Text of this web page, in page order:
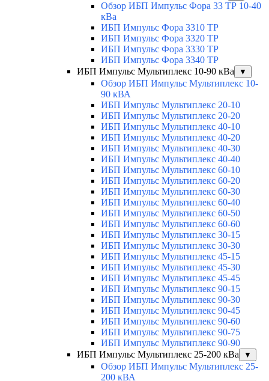
Обзор ИБП Импульс Фора 33 ТР 10-40
кВа
ИБП Импульс Фора 3310 ТР
ИБП Импульс Фора 3320 ТР
ИБП Импульс Фора 3330 ТР
ИБП Импульс Фора 3340 ТР
ИБП Импульс Мультиплекс 10-90 кВа
▼
Обзор ИБП Импульс Мультиплекс 10-
90 кВА
ИБП Импульс Мультиплекс 20-10
ИБП Импульс Мультиплекс 20-20
ИБП Импульс Мультиплекс 40-10
ИБП Импульс Мультиплекс 40-20
ИБП Импульс Мультиплекс 40-30
ИБП Импульс Мультиплекс 40-40
ИБП Импульс Мультиплекс 60-10
ИБП Импульс Мультиплекс 60-20
ИБП Импульс Мультиплекс 60-30
ИБП Импульс Мультиплекс 60-40
ИБП Импульс Мультиплекс 60-50
ИБП Импульс Мультиплекс 60-60
ИБП Импульс Мультиплекс 30-15
ИБП Импульс Мультиплекс 30-30
ИБП Импульс Мультиплекс 45-15
ИБП Импульс Мультиплекс 45-30
ИБП Импульс Мультиплекс 45-45
ИБП Импульс Мультиплекс 90-15
ИБП Импульс Мультиплекс 90-30
ИБП Импульс Мультиплекс 90-45
ИБП Импульс Мультиплекс 90-60
ИБП Импульс Мультиплекс 90-75
ИБП Импульс Мультиплекс 90-90
ИБП Импульс Мультиплекс 25-200 кВа
▼
Обзор ИБП Импульс Мультиплекс 25-
200 кВА